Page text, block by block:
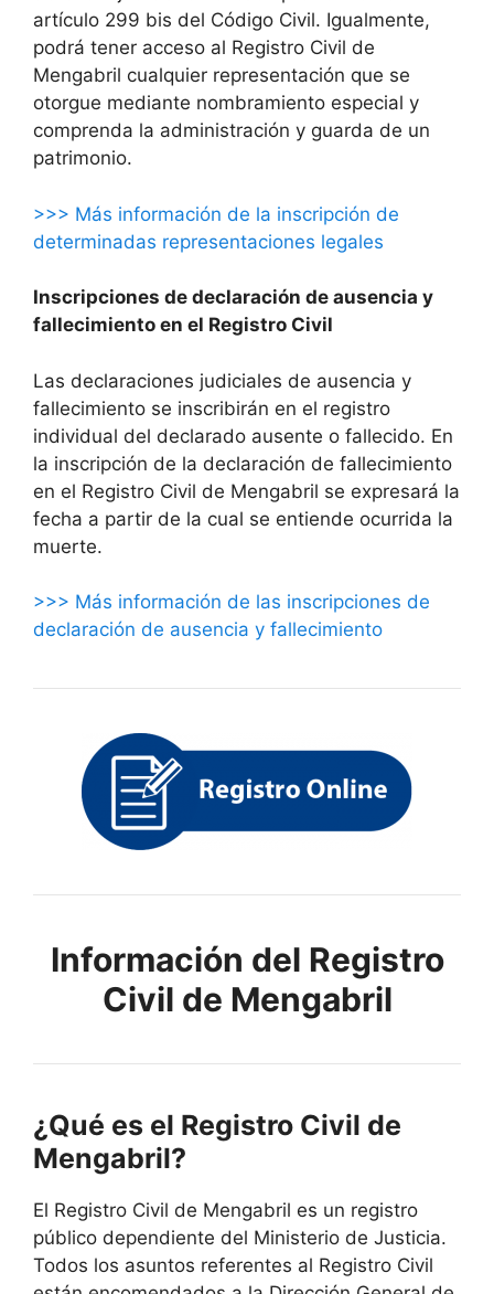
artículo 299 bis del Código Civil. Igualmente,
podrá tener acceso al Registro Civil de
Mengabril cualquier representación que se
otorgue mediante nombramiento especial y
comprenda la administración y guarda de un
patrimonio.
>>> Más información de la inscripción de
determinadas representaciones legales
Inscripciones de declaración de ausencia y
fallecimiento en el Registro Civil
Las declaraciones judiciales de ausencia y
fallecimiento se inscribirán en el registro
individual del declarado ausente o fallecido. En
la inscripción de la declaración de fallecimiento
en el Registro Civil de Mengabril se expresará la
fecha a partir de la cual se entiende ocurrida la
muerte.
>>> Más información de las inscripciones de
declaración de ausencia y fallecimiento
Información del Registro
Civil de Mengabril
¿Qué es el Registro Civil de
Mengabril?
El Registro Civil de Mengabril es un registro
público dependiente del Ministerio de Justicia.
Todos los asuntos referentes al Registro Civil